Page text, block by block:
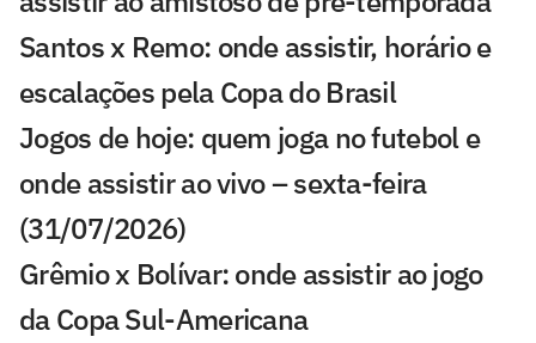
Santos x Remo: onde assistir, horário e
escalações pela Copa do Brasil
Jogos de hoje: quem joga no futebol e
onde assistir ao vivo – sexta-feira
(31/07/2026)
Grêmio x Bolívar: onde assistir ao jogo
da Copa Sul-Americana